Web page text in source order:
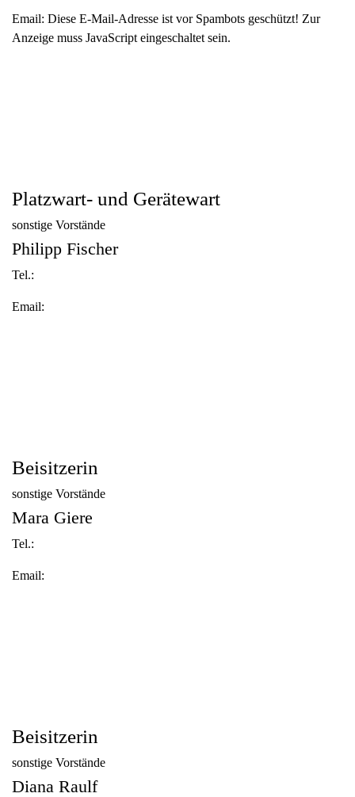
Email: Diese E-Mail-Adresse ist vor Spambots geschützt! Zur
Anzeige muss JavaScript eingeschaltet sein.
Platzwart- und Gerätewart
sonstige Vorstände
Philipp Fischer
Tel.:
Email:
Beisitzerin
sonstige Vorstände
Mara Giere
Tel.:
Email:
Beisitzerin
sonstige Vorstände
Diana Raulf